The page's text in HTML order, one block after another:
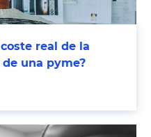
real de la
una pyme?